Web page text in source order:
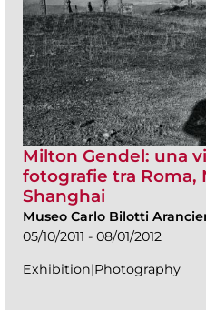
Milton Gendel: una
fotografie tra Roma,
Shanghai
Museo Carlo Bilotti
05/10/2011 - 08/01/2012
Exhibition|Photography